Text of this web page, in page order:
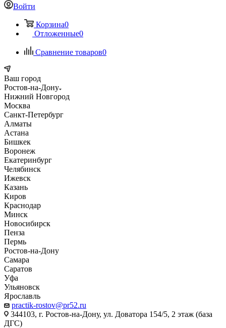
Войти
Корзина0
Отложенные0
Сравнение товаров0
Ваш город
Ростов-на-Дону
Нижний Новгород
Москва
Санкт-Петербург
Алматы
Астана
Бишкек
Воронеж
Екатеринбург
Челябинск
Ижевск
Казань
Киров
Краснодар
Минск
Новосибирск
Пенза
Пермь
Ростов-на-Дону
Самара
Саратов
Уфа
Ульяновск
Ярославль
practik-rostov@pr52.ru
344103, г. Ростов-на-Дону, ул. Доватора 154/5, 2 этаж (база
ДГС)